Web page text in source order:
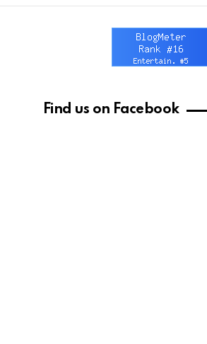
Find us on Facebook